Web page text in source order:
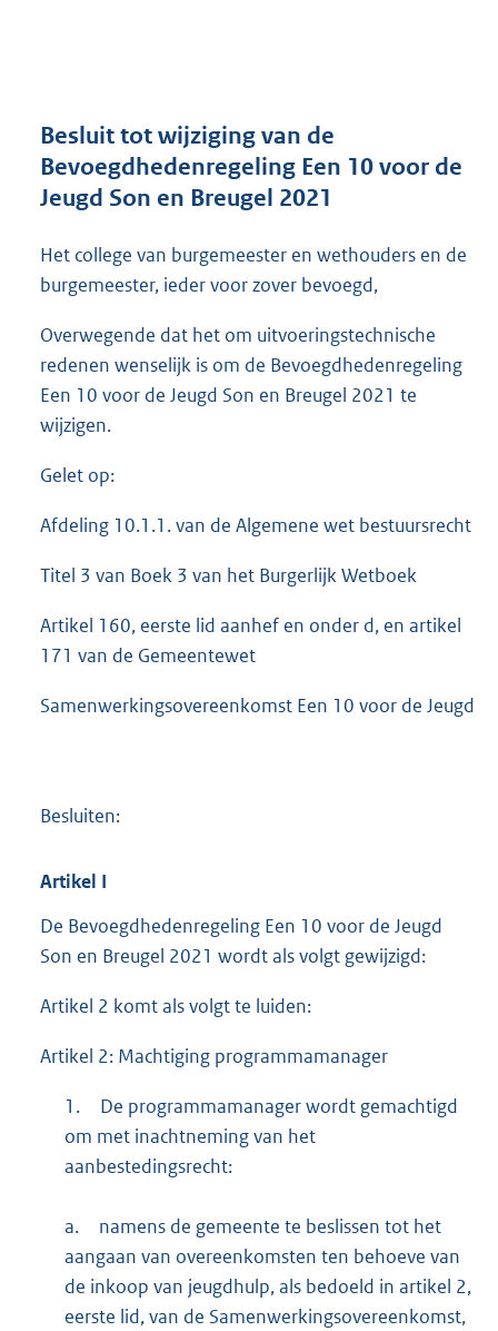
r
o
t
3
9
K
Besluit tot wijziging van de
Bevoegdhedenregeling Een 10 voor de
Jeugd Son en Breugel 2021
Het college van burgemeester en wethouders en de
burgemeester, ieder voor zover bevoegd,
Overwegende dat het om uitvoeringstechnische
redenen wenselijk is om de Bevoegdhedenregeling
Een 10 voor de Jeugd Son en Breugel 2021 te
wijzigen.
Gelet op:
Afdeling 10.1.1. van de Algemene wet bestuursrecht
Titel 3 van Boek 3 van het Burgerlijk Wetboek
Artikel 160, eerste lid aanhef en onder d, en artikel
171 van de Gemeentewet
Samenwerkingsovereenkomst Een 10 voor de Jeugd
Besluiten:
Artikel I
De Bevoegdhedenregeling Een 10 voor de Jeugd
Son en Breugel 2021 wordt als volgt gewijzigd:
Artikel 2 komt als volgt te luiden:
Artikel 2: Machtiging programmamanager
1.
De programmamanager wordt gemachtigd
om met inachtneming van het
aanbestedingsrecht:
a.
namens de gemeente te beslissen tot het
aangaan van overeenkomsten ten behoeve van
de inkoop van jeugdhulp, als bedoeld in artikel 2,
eerste lid, van de Samenwerkingsovereenkomst,